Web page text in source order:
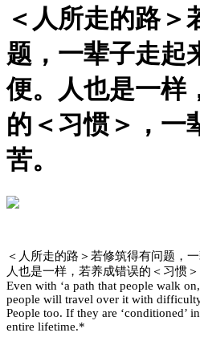
＜人所走的路＞
题，一辈子走起
便。人也是一样
的＜习惯＞，一
苦。
＜人所走的路＞若修筑得有问题，
人也是一样，若养成错误的＜习惯
Even with ‘a path that people walk
people will travel over it with
People too. If they are ‘conditioned’
entire lifetime.*